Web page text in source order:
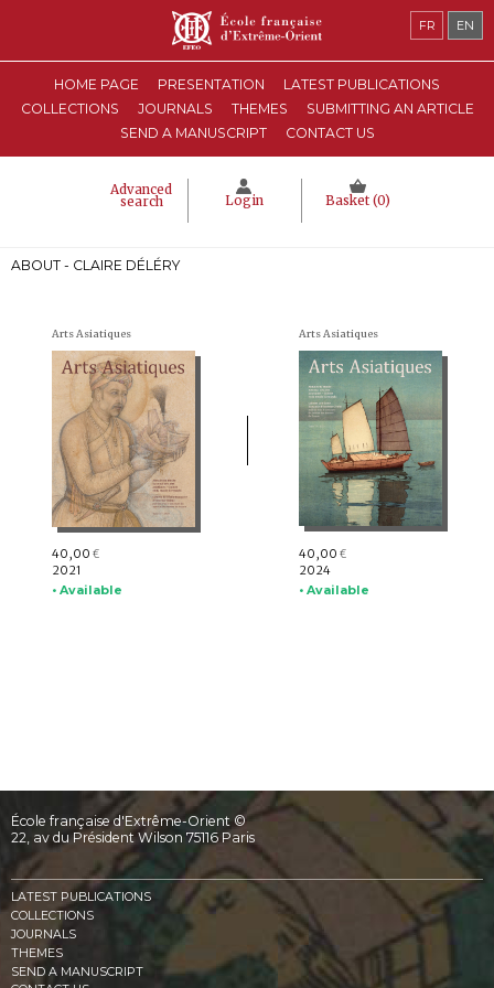
HOME PAGE PRESENTATION
LATEST PUBLICATIONS
COLLECTIONS
JOURNALS THEMES
SUBMITTING AN ARTICLE
SEND A MANUSCRIPT
CONTACT US
Advanced
search Login Basket (0)
FR EN
ABOUT - CLAIRE DÉLÉRY
Arts Asiatiques
40,00 €
2021
• Available
Arts Asiatiques
40,00 €
2024
• Available
École française d'Extrême-Orient ©
22, av du Président Wilson 75116 Paris
LATEST PUBLICATIONS
COLLECTIONS
JOURNALS
THEMES
SEND A MANUSCRIPT